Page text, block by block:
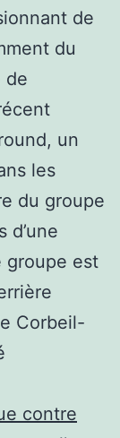
de
du
de
un
les
du groupe
d’une
groupe est
Corbeil-
contre